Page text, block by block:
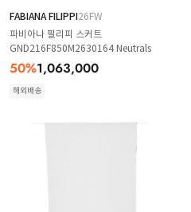
FABIANA FILIPPI26FW
파비아나 필리피 스커트
GND216F850M2630164 Neutrals
50%1,063,000
해외배송